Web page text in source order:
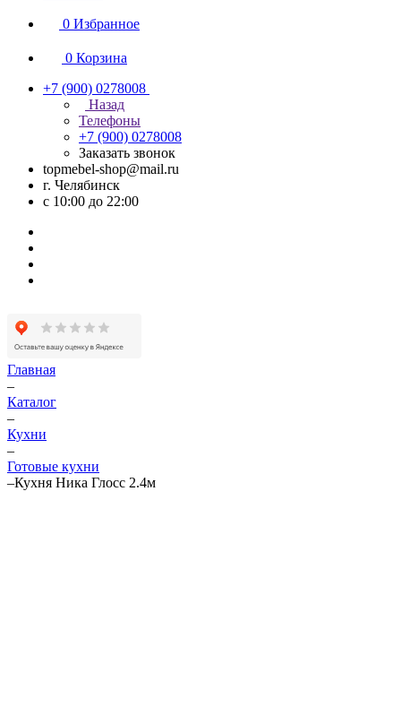
0 Избранное
0 Корзина
+7 (900) 0278008
Назад
Телефоны
+7 (900) 0278008
Заказать звонок
topmebel-shop@mail.ru
г. Челябинск
с 10:00 до 22:00
Главная
–
Каталог
–
Кухни
–
Готовые кухни
–Кухня Ника Глосс 2.4м